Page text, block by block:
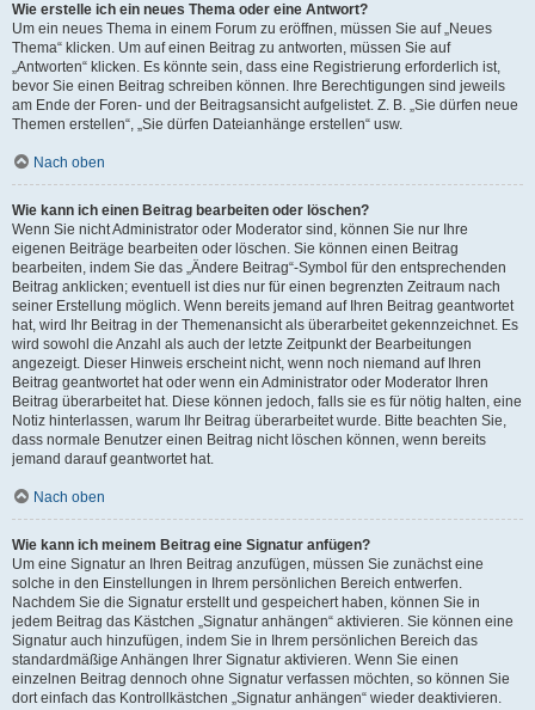
Wie erstelle ich ein neues Thema oder eine Antwort?
Um ein neues Thema in einem Forum zu eröffnen, müssen Sie auf „Neues
Thema“ klicken. Um auf einen Beitrag zu antworten, müssen Sie auf
„Antworten“ klicken. Es könnte sein, dass eine Registrierung erforderlich ist,
bevor Sie einen Beitrag schreiben können. Ihre Berechtigungen sind jeweils
am Ende der Foren- und der Beitragsansicht aufgelistet. Z. B. „Sie dürfen neue
Themen erstellen“, „Sie dürfen Dateianhänge erstellen“ usw.
Nach oben
Wie kann ich einen Beitrag bearbeiten oder löschen?
Wenn Sie nicht Administrator oder Moderator sind, können Sie nur Ihre
eigenen Beiträge bearbeiten oder löschen. Sie können einen Beitrag
bearbeiten, indem Sie das „Ändere Beitrag“-Symbol für den entsprechenden
Beitrag anklicken; eventuell ist dies nur für einen begrenzten Zeitraum nach
seiner Erstellung möglich. Wenn bereits jemand auf Ihren Beitrag geantwortet
hat, wird Ihr Beitrag in der Themenansicht als überarbeitet gekennzeichnet. Es
wird sowohl die Anzahl als auch der letzte Zeitpunkt der Bearbeitungen
angezeigt. Dieser Hinweis erscheint nicht, wenn noch niemand auf Ihren
Beitrag geantwortet hat oder wenn ein Administrator oder Moderator Ihren
Beitrag überarbeitet hat. Diese können jedoch, falls sie es für nötig halten, eine
Notiz hinterlassen, warum Ihr Beitrag überarbeitet wurde. Bitte beachten Sie,
dass normale Benutzer einen Beitrag nicht löschen können, wenn bereits
jemand darauf geantwortet hat.
Nach oben
Wie kann ich meinem Beitrag eine Signatur anfügen?
Um eine Signatur an Ihren Beitrag anzufügen, müssen Sie zunächst eine
solche in den Einstellungen in Ihrem persönlichen Bereich entwerfen.
Nachdem Sie die Signatur erstellt und gespeichert haben, können Sie in
jedem Beitrag das Kästchen „Signatur anhängen“ aktivieren. Sie können eine
Signatur auch hinzufügen, indem Sie in Ihrem persönlichen Bereich das
standardmäßige Anhängen Ihrer Signatur aktivieren. Wenn Sie einen
einzelnen Beitrag dennoch ohne Signatur verfassen möchten, so können Sie
dort einfach das Kontrollkästchen „Signatur anhängen“ wieder deaktivieren.